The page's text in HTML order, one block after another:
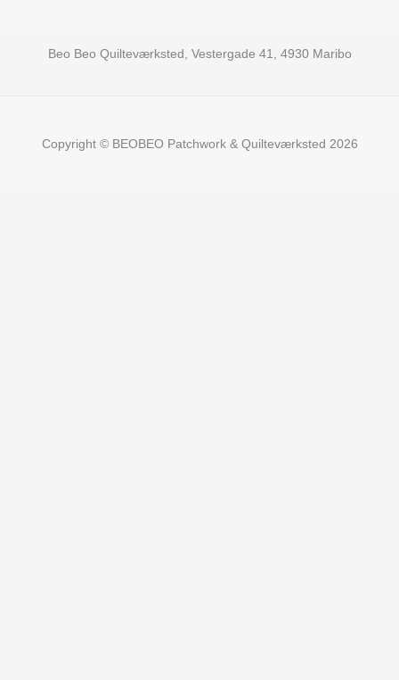
Beo Beo Quilteværksted, Vestergade 41, 4930 Maribo
Copyright © BEOBEO Patchwork & Quilteværksted 2026